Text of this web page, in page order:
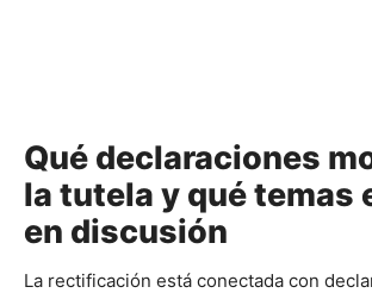
Qué declaraciones
la tutela y qué temas
en discusión
La rectificación está conectada con